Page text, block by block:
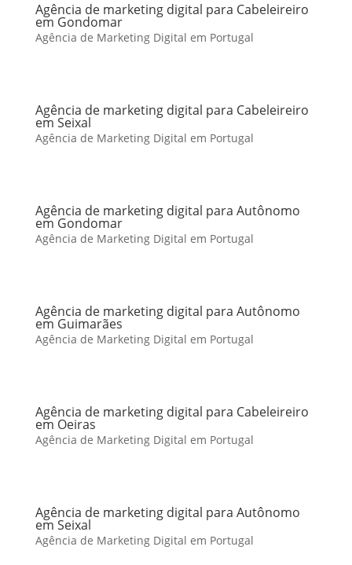
Agência de marketing digital para Cabeleireiro
em Gondomar
Agência de Marketing Digital em Portugal
Agência de marketing digital para Cabeleireiro
em Seixal
Agência de Marketing Digital em Portugal
Agência de marketing digital para Autônomo
em Gondomar
Agência de Marketing Digital em Portugal
Agência de marketing digital para Autônomo
em Guimarães
Agência de Marketing Digital em Portugal
Agência de marketing digital para Cabeleireiro
em Oeiras
Agência de Marketing Digital em Portugal
Agência de marketing digital para Autônomo
em Seixal
Agência de Marketing Digital em Portugal